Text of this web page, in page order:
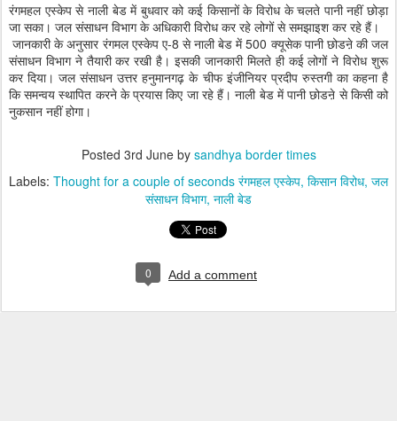
रंगमहल एस्केप से नाली बेड में बुधवार को कई किसानों के विरोध के चलते पानी नहीं छोड़ा
जा सका। जल संसाधन विभाग के अधिकारी विरोध कर रहे लोगों से समझाइश कर रहे हैं।
जानकारी के अनुसार रंगमल एस्केप ए-8 से नाली बेड में 500 क्यूसेक पानी छोडऩे की जल
संसाधन विभाग ने तैयारी कर रखी है। इसकी जानकारी मिलते ही कई लोगों ने विरोध शुरू
कर दिया। जल संसाधन उत्तर हनुमानगढ़ के चीफ इंजीनियर प्रदीप रुस्तगी का कहना है
कि समन्वय स्थापित करने के प्रयास किए जा रहे हैं। नाली बेड में पानी छोडऩे से किसी को
नुकसान नहीं होगा।
Posted 3rd Juneby sandhya border times
Labels: Thought for a couple of seconds रंगमहल एस्केप किसान विरोध जल
संसाधन विभाग नाली बेड
0 Add a comment